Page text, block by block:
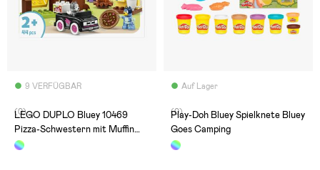
9 VERFÜGBAR
(0)
LEGO DUPLO Bluey 10469
Pizza-Schwestern mit Muffin
und Bluey
Auf Lager
(0)
Play-Doh Bluey Spielknete Bluey
Goes Camping